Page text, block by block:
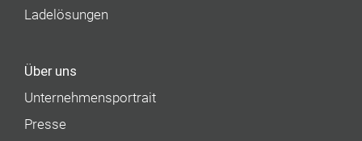
Ladelösungen
Über uns
Unternehmens­portrait
Presse